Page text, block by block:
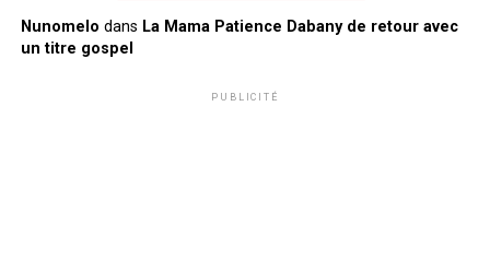
Nunomelo dans La Mama Patience Dabany de retour avec
un titre gospel
PUBLICITÉ